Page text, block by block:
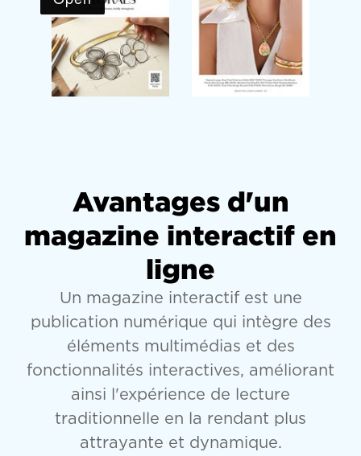
Avantages d'un
magazine interactif en
ligne
Un magazine interactif est une
publication numérique qui intègre des
éléments multimédias et des
fonctionnalités interactives, améliorant
ainsi l'expérience de lecture
traditionnelle en la rendant plus
attrayante et dynamique.